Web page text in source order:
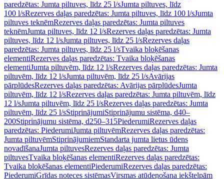
paredzētas: Jumta piltuves, līdz 25 l/sJumta piltuves, līdz
100 l/sRezerves daļas paredzētas: Jumta piltuves, līdz 100 l/sJumta
piltuves teknēmRezerves daļas paredzētas: Jumta piltuves
teknēmJumta piltuves, līdz 12 l/sRezerves daļas paredzētas: Jumta
piltuves, līdz 12 l/sJumta piltuves, līdz 25 l/sRezerves daļas
paredzētas: Jumta piltuves, līdz 25 l/sTvaika bloķēšanas
elementiRezerves daļas paredzētas: Tvaika bloķēšanas
elementiJumta piltuvēm, līdz 12 l/sRezerves daļas paredzētas: Jumta
piltuvēm, līdz 12 l/sJumta piltuvēm, līdz 25 l/sAvārijas
pārplūdesRezerves daļas paredzētas: Avārijas pārplūdesJumta
piltuvēm, līdz 12 l/sRezerves daļas paredzētas: Jumta piltuvēm, līdz
12 l/sJumta piltuvēm, līdz 25 l/sRezerves daļas paredzētas: Jumta
piltuvēm, līdz 25 l/sStiprinājumiStiprinājumu sistēma, d40–
200Stiprinājumu sistēma, d250–315PiederumiRezerves daļas
paredzētas: PiederumiJumta piltuvēmRezerves daļas paredzētas:
Jumta piltuvēmStiprinājumiemStandarta jumta lietus ūdens
novadīšanaJumta piltuvesRezerves daļas paredzētas: Jumta
piltuvesTvaika bloķēšanas elementiRezerves daļas paredzētas:
Tvaika bloķēšanas elementiPiederumiRezerves daļas paredzētas:
PiederumiGrīdas noteces sistēmasVirsmas atūdeņošana iekštelpām